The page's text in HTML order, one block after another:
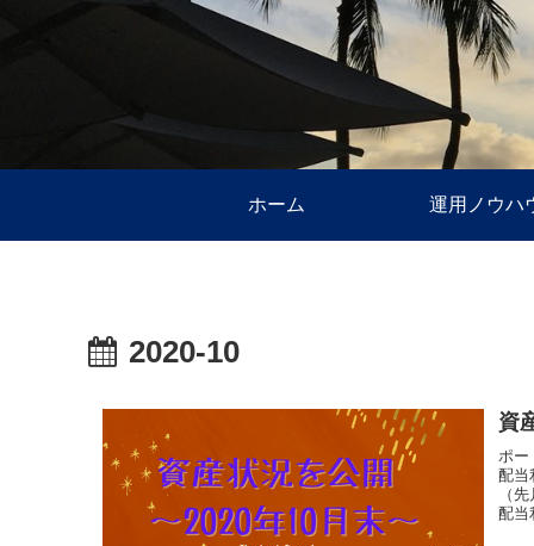
ホーム 運用ノウハ
2020-10
資
ポー
配当
（
配当